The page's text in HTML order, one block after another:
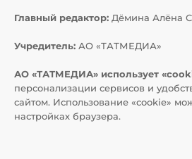
Главный редактор: Дёмина Алёна
Учредитель: АО «ТАТМЕДИА»
АО «ТАТМЕДИА» использует
персонализации сервисов и
сайтом. Использование «cookie»
настройках браузера.